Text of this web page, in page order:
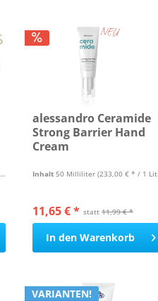
alessandro Ceramide
Strong Barrier Hand
Cream
Inhalt 50 Milliliter (233,00 € * / 1 Liter)
statt 11,99 € *
11,65 € *
In den Warenkorb
VARIANTEN!